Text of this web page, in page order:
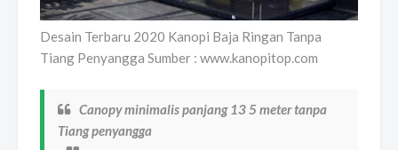
Desain Terbaru 2020 Kanopi Baja Ringan Tanpa
Tiang Penyangga Sumber : www.kanopitop.com
Canopy minimalis panjang 13 5 meter tanpa
Tiang penyangga